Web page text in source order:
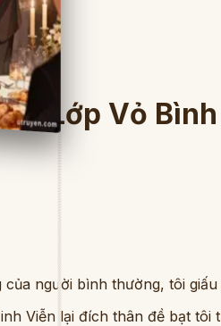
Lớp Vỏ
người bình thường, tôi
Viễn lại đích thân đề bạt